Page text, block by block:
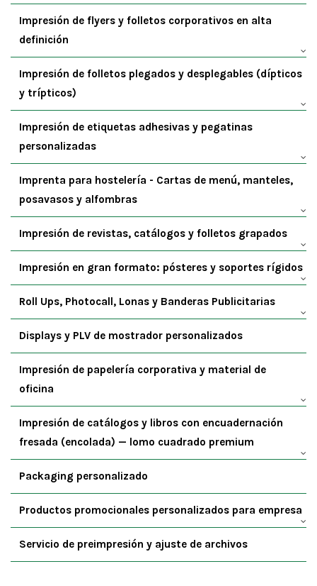
Impresión de flyers y folletos corporativos en alta
definición
Impresión de folletos plegados y desplegables (dípticos
y trípticos)
Impresión de etiquetas adhesivas y pegatinas
personalizadas
Imprenta para hostelería - Cartas de menú, manteles,
posavasos y alfombras
Impresión de revistas, catálogos y folletos grapados
Impresión en gran formato: pósteres y soportes rígidos
Roll Ups, Photocall, Lonas y Banderas Publicitarias
Displays y PLV de mostrador personalizados
Impresión de papelería corporativa y material de
oficina
Impresión de catálogos y libros con encuadernación
fresada (encolada) — lomo cuadrado premium
Packaging personalizado
Productos promocionales personalizados para empresa
Servicio de preimpresión y ajuste de archivos